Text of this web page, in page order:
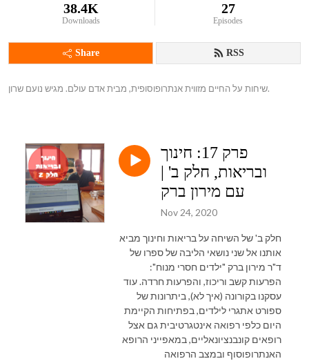
38.4K
Downloads
27
Episodes
Share RSS
שיחות על החיים מזווית אנתרופוסופית, מבית אדם עולם. מגיש נועם שרון.
פרק 17: חינוך
ובריאות, חלק ב' |
עם מירון ברק
Nov 24, 2020
חלק ב' של השיחה על בריאות וחינוך מביא
אותנו אל שני נושאי הליבה של ספרו של
ד"ר מירון ברק "ילדים חסרי מנוח":
הפרעות קשב וריכוז, והפרעות חרדה. עוד
עסקנו בקורונה (איך לא), ביתרונות של
ספורט אתגרי לילדים, בפתיחות הקיימת
היום כלפי רפואה אינטגרטיבית גם אצל
רופאים קונבנציונאליים, במאפייני הרופא
האנתרופוסוף ובמצב הרפואה